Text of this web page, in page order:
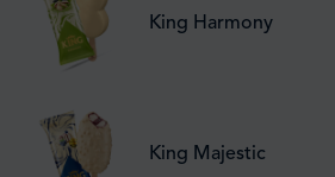
King Harmony
King Majestic